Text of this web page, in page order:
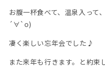
お腹一杯食べて、温泉入って
´∀`о)
凄く楽しい忘年会でした♪
また来年も行きます。と約束